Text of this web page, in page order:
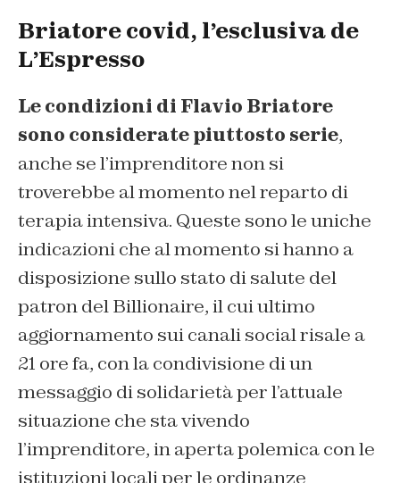
Briatore covid, l’esclusiva de
L’Espresso
Le condizioni di Flavio Briatore
sono considerate piuttosto serie,
anche se l’imprenditore non si
troverebbe al momento nel reparto di
terapia intensiva. Queste sono le uniche
indicazioni che al momento si hanno a
disposizione sullo stato di salute del
patron del Billionaire, il cui ultimo
aggiornamento sui canali social risale a
21 ore fa, con la condivisione di un
messaggio di solidarietà per l’attuale
situazione che sta vivendo
l’imprenditore, in aperta polemica con le
istituzioni locali per le ordinanze